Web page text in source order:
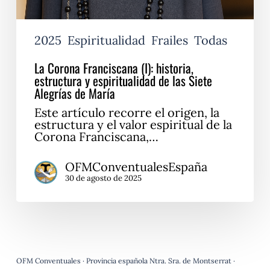
de
María
2025 Espiritualidad Frailes Todas
La Corona Franciscana (I): historia,
estructura y espiritualidad de las Siete
Alegrías de María
Este artículo recorre el origen, la
estructura y el valor espiritual de la
Corona Franciscana,…
OFMConventualesEspaña
30 de agosto de 2025
OFM Conventuales · Provincia española Ntra. Sra. de Montserrat ·